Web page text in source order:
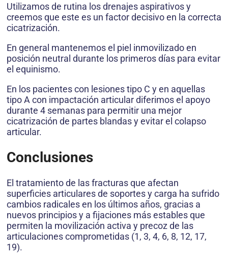
Utilizamos de rutina los drenajes aspirativos y
creemos que este es un factor decisivo en la correcta
cicatrización.
En general mantenemos el piel inmovilizado en
posición neutral durante los primeros días para evitar
el equinismo.
En los pacientes con lesiones tipo C y en aquellas
tipo A con impactación articular diferimos el apoyo
durante 4 semanas para permitir una mejor
cicatrización de partes blandas y evitar el colapso
articular.
Conclusiones
El tratamiento de las fracturas que afectan
superficies articulares de soportes y carga ha sufrido
cambios radicales en los últimos años, gracias a
nuevos principios y a fijaciones más estables que
permiten la movilización activa y precoz de las
articulaciones comprometidas (1, 3, 4, 6, 8, 12, 17,
19).